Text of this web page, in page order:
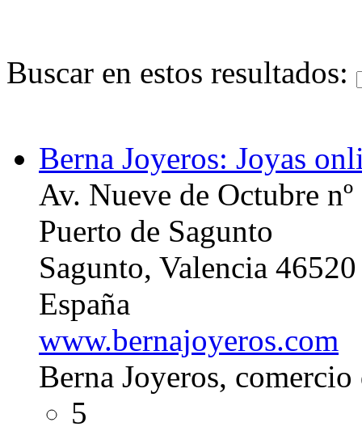
Buscar en estos resultados:
Berna Joyeros: Joyas
Av. Nueve de Octubre nº
Puerto de Sagunto
Sagunto, Valencia 46520
España
www.bernajoyeros.com
Berna Joyeros,
5